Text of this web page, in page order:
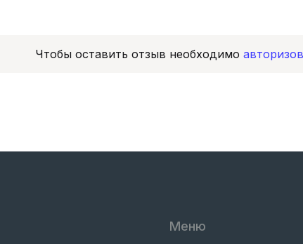
Чтобы оставить отзыв необходимо
Меню